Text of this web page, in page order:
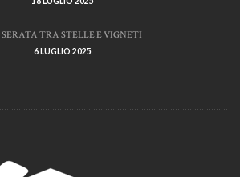
TRA STELLE E VIGNETI
6 LUGLIO 2025